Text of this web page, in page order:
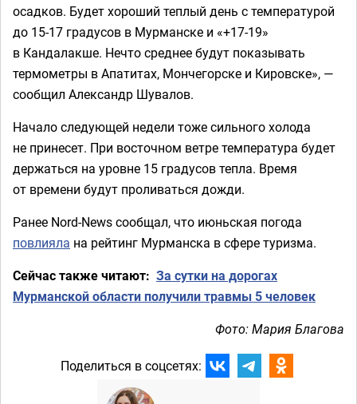
осадков. Будет хороший теплый день с температурой
до 15-17 градусов в Мурманске и «+17-19»
в Кандалакше. Нечто среднее будут показывать
термометры в Апатитах, Мончегорске и Кировске», —
сообщил Александр Шувалов.
Начало следующей недели тоже сильного холода
не принесет. При восточном ветре температура будет
держаться на уровне 15 градусов тепла. Время
от времени будут проливаться дожди.
Ранее Nord-News сообщал, что июньская погода
повлияла на рейтинг Мурманска в сфере туризма.
Сейчас также читают: За сутки на дорогах
Мурманской области получили травмы 5 человек
Фото: Мария Благова
Поделиться в соцсетях: